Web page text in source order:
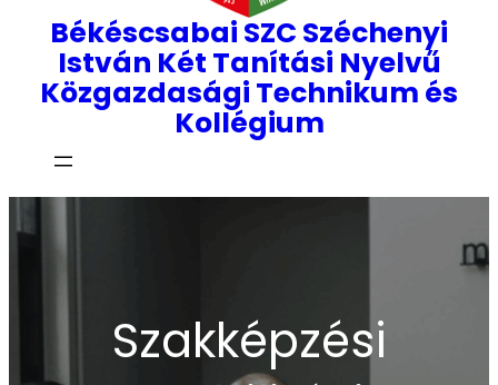
Békéscsabai SZC Széchenyi
István Két Tanítási Nyelvű
Közgazdasági Technikum és
Kollégium
Szakképzési